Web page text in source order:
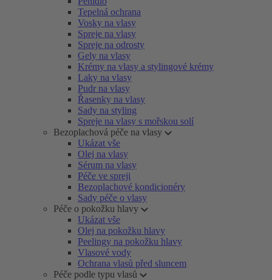
Tepelná ochrana
Vosky na vlasy
Spreje na vlasy
Spreje na odrosty
Gely na vlasy
Krémy na vlasy a stylingové krémy
Laky na vlasy
Pudr na vlasy
Řasenky na vlasy
Sady na styling
Spreje na vlasy s mořskou solí
Bezoplachová péče na vlasy
Ukázat vše
Olej na vlasy
Sérum na vlasy
Péče ve spreji
Bezoplachové kondicionéry
Sady péče o vlasy
Péče o pokožku hlavy
Ukázat vše
Olej na pokožku hlavy
Peelingy na pokožku hlavy
Vlasové vody
Ochrana vlasů před sluncem
Péče podle typu vlasů